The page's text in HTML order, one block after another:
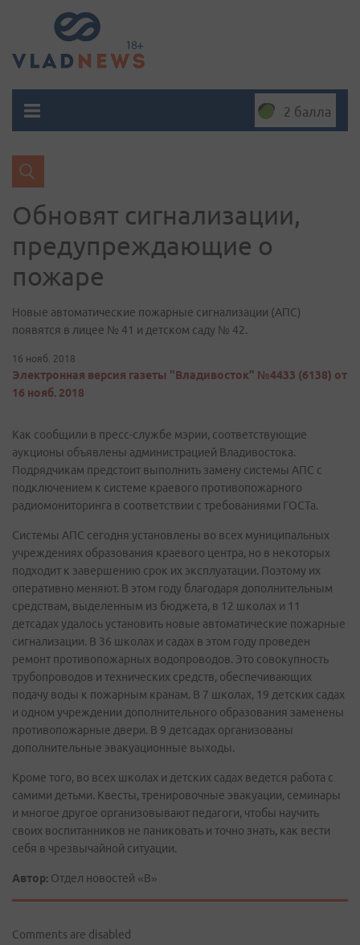
2 балла
Обновят сигнализации,
предупреждающие о
пожаре
Новые автоматические пожарные сигнализации (АПС)
появятся в лицее № 41 и детском саду № 42.
16 нояб. 2018
Электронная версия газеты "Владивосток" №4433 (6138) от
16 нояб. 2018
Как сообщили в пресс-службе мэрии, соответствующие
аукционы объявлены администрацией Владивостока.
Подрядчикам предстоит выполнить замену системы АПС с
подключением к системе краевого противопожарного
радиомониторинга в соответствии с требованиями ГОСТа.
Cистемы АПС сегодня установлены во всех муниципальных
учреждениях образования краевого центра, но в некоторых
подходит к завершению срок их эксплуатации. Поэтому их
оперативно меняют. В этом году благодаря дополнительным
средствам, выделенным из бюджета, в 12 школах и 11
детсадах удалось установить новые автоматические пожарные
сигнализации. В 36 школах и садах в этом году проведен
ремонт противопожарных водопроводов. Это совокупность
трубопроводов и технических средств, обеспечивающих
подачу воды к пожарным кранам. В 7 школах, 19 детских садах
и одном учреждении дополнительного образования заменены
противопожарные двери. В 9 детсадах организованы
дополнительные эвакуационные выходы.
Кроме того, во всех школах и детских садах ведется работа с
самими детьми. Квесты, тренировочные эвакуации, семинары
и многое другое организовывают педагоги, чтобы научить
своих воспитанников не паниковать и точно знать, как вести
себя в чрезвычайной ситуации.
Автор: Отдел новостей «В»
Comments are disabled